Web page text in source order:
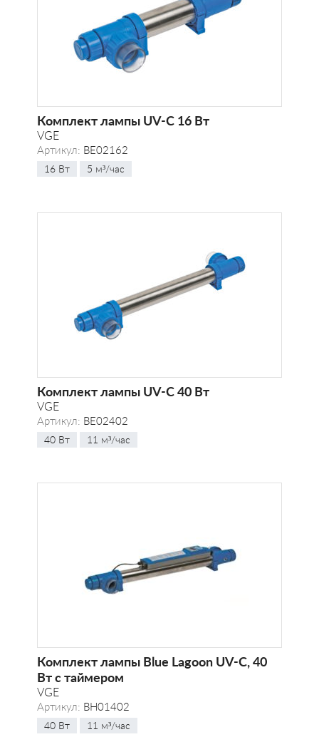
Комплект лампы UV-C 16 Вт
VGE
Артикул: BE02162
16 Вт 5 м³/час
Комплект лампы UV-C 40 Вт
VGE
Артикул: BE02402
40 Вт 11 м³/час
Комплект лампы Blue Lagoon UV-C, 40
Вт с таймером
VGE
Артикул: BH01402
40 Вт 11 м³/час